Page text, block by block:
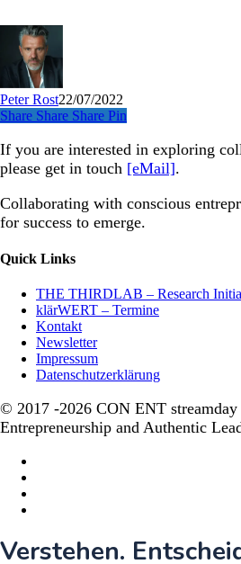
Peter Rost22/07/2022
Share
Share Share Share Pin
If you are interested in exploring
please get in touch [eMail].
Collaborating with conscious
for success to emerge.
Quick Links
THE THIRDLAB – Research
klärWERT – Termine
Kontakt
Newsletter
Impressum
Datenschutzerklärung
© 2017 -2026 CON ENT
Entrepreneurship and Authentic
Close
Menu
Verstehen.